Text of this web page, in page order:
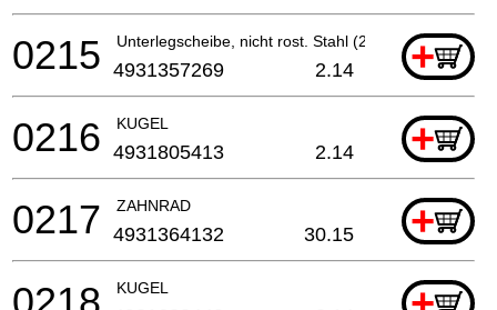
Unterlegscheibe, nicht rost. Stahl (2 benötigt)
+
0215 4931357269 2.14
KUGEL +
0216 4931805413 2.14
ZAHNRAD +
0217 4931364132 30.15
KUGEL